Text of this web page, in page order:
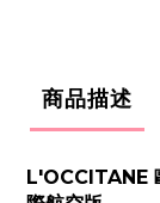
商品描述
L'OCCITANE